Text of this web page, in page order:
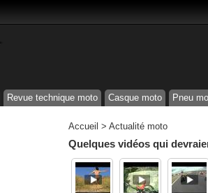
Revue technique moto Casque moto Pneu
Accueil > Actualité moto
Quelques vidéos qui